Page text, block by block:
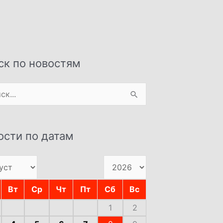
по новостям
по датам
Вт Ср Чт Пт Сб
Вс
1
2